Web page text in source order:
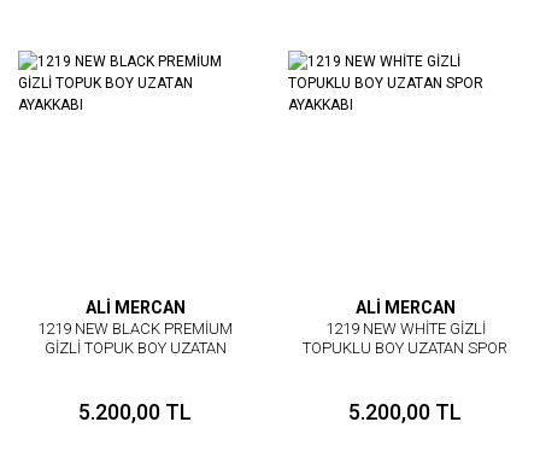
ALİ MERCAN
1219 NEW BLACK PREMİUM
GİZLİ TOPUK BOY UZATAN
5.200,00 TL
ALİ MERCAN
1219 NEW WHİTE GİZLİ
TOPUKLU BOY UZATAN SPOR
5.200,00 TL